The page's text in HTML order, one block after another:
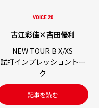
VOICE 20
古江彩佳×吉田優利
NEW TOUR B X/XS
試打インプレッショントー
ク
記事を読む